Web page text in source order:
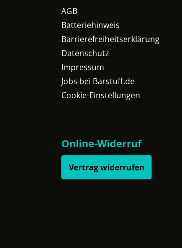
AGB
Batteriehinweis
Barrierefreiheitserklärung
Datenschutz
Impressum
Jobs bei Barstuff.de
Cookie-Einstellungen
Online-Widerruf
Vertrag widerrufen